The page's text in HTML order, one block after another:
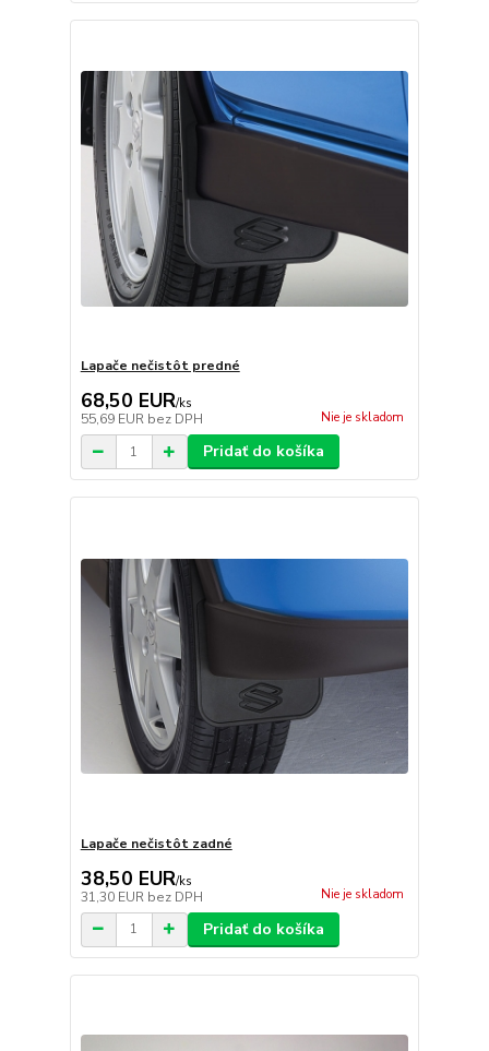
Lapače nečistôt predné
68,50 EUR/ks
55,69 EUR bez DPH Nie je skladom
Pridať do košíka
Lapače nečistôt zadné
38,50 EUR/ks
31,30 EUR bez DPH Nie je skladom
Pridať do košíka